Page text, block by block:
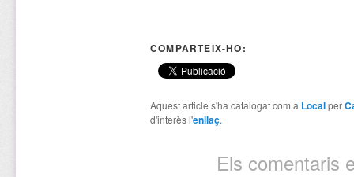
COMPARTEIX-HO:
Aquest article s'ha catalogat com a Localper
d'interès l'enllaç.
Els comentaris